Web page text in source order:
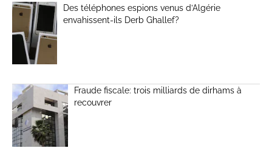
Des téléphones espions venus d’Algérie
envahissent-ils Derb Ghallef?
Fraude fiscale: trois milliards de dirhams à
recouvrer